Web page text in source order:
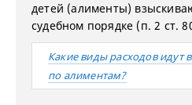
детей (алименты)
судебном порядке (п. 2 ст.
Какие виды расходов идут
по алиментам?